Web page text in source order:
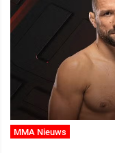
MMA Nieuws